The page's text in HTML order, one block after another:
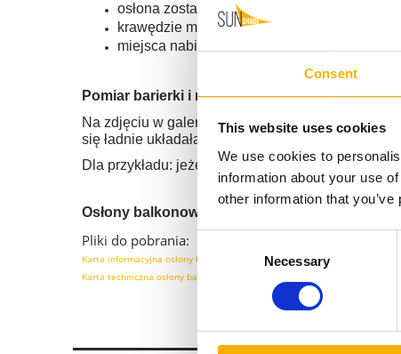
Consent
This website uses cookies
We use cookies to
information about your use
other information that
Selection
Necessary
osłona została wykonana wykonany z
krawędzie materiału są wykończone
miejsca nabicia oczek kaletniczych zostały
Pomiar barierki i rozmiar osłony
Na zdjęciu w galerii pokazano prawidłowy
się ładnie układała, a sam montaż będzie prosty i
Dla przykładu: jeżeli od góry do dołu barierki
Osłony balkonowe wykonujemy również na
Pliki do pobrania:
Karta informacyjna osłony balkonowe mesh
Karta techniczna osłony balkonowe mesh